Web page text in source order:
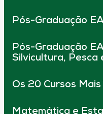
Pós-Graduação
Pós-Graduação
Silvicultura, Pesca
Os 20 Cursos Mais
Matemática e